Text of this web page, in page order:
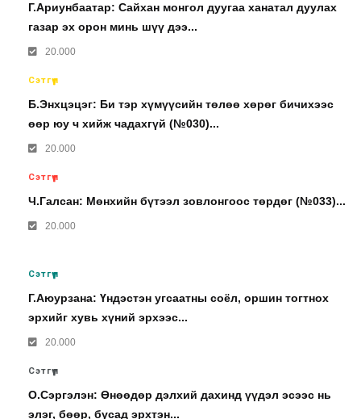
Г.Ариунбаатар: Сайхан монгол дуугаа ханатал дуулах
газар эх орон минь шүү дээ...
20.000
Сэтгүүл
Б.Энхцэцэг: Би тэр хүмүүсийн төлөө хөрөг бичихээс
өөр юу ч хийж чадахгүй (№030)...
20.000
Сэтгүүл
Ч.Галсан: Мөнхийн бүтээл зовлонгоос төрдөг (№033)...
20.000
Сэтгүүл
Г.Аюурзана: Үндэстэн угсаатны соёл, оршин тогтнох
эрхийг хувь хүний эрхээс...
20.000
Сэтгүүл
О.Сэргэлэн: Өнөөдөр дэлхий дахинд үүдэл эсээс нь
элэг, бөөр, бусад эрхтэн...